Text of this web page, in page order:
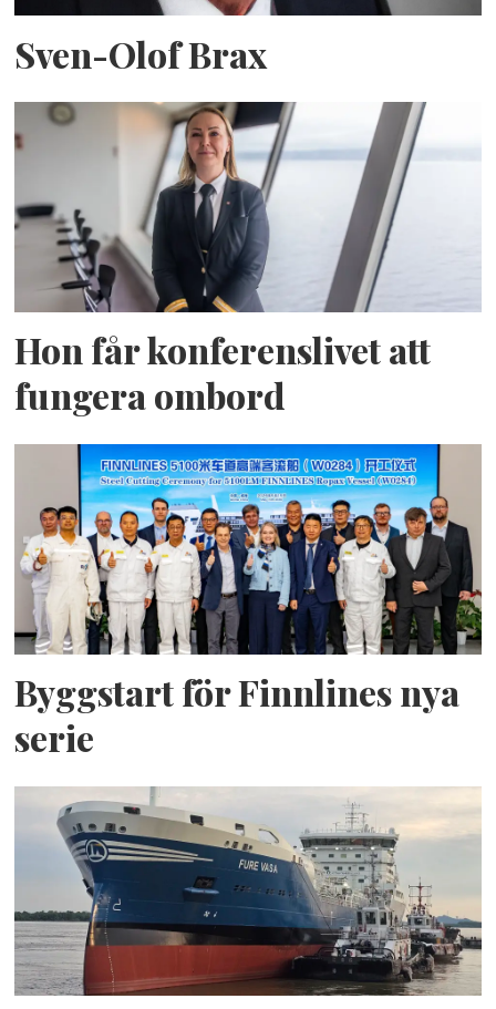
Sven-Olof Brax
Hon får konferenslivet att
fungera ombord
Byggstart för Finnlines nya
serie